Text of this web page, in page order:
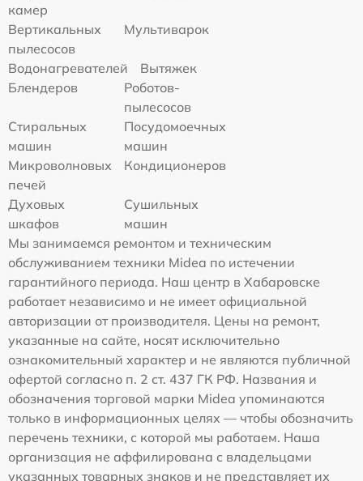
камер
Вертикальных
пылесосов
Мультиварок
Водонагревателей
Вытяжек
Блендеров
Роботов-
пылесосов
Стиральных
машин
Посудомоечных
машин
Микроволновых
печей
Кондиционеров
Духовых
шкафов
Сушильных
машин
Мы занимаемся ремонтом и техническим
обслуживанием техники Midea по истечении
гарантийного периода. Наш центр в Хабаровске
работает независимо и не имеет официальной
авторизации от производителя. Цены на ремонт,
указанные на сайте, носят исключительно
ознакомительный характер и не являются публичной
офертой согласно п. 2 ст. 437 ГК РФ. Названия и
обозначения торговой марки Midea упоминаются
только в информационных целях — чтобы обозначить
перечень техники, с которой мы работаем. Наша
организация не аффилирована с владельцами
указанных товарных знаков и не представляет их